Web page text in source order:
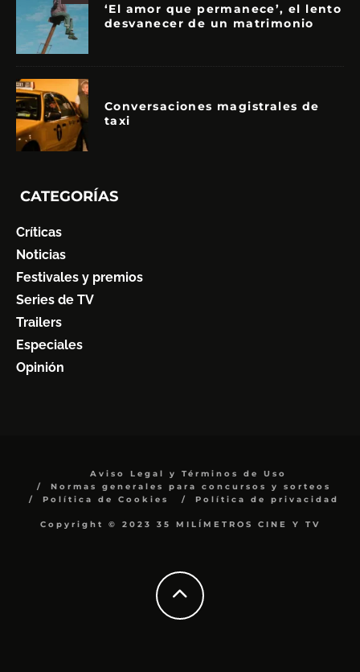
‘El amor que permanece’, el lento
desvanecer de un matrimonio
Conversaciones magistrales de
taxi
CATEGORÍAS
Críticas
Noticias
Festivales y premios
Series de TV
Trailers
Especiales
Opinión
Aviso Legal y Términos de Uso
Normas generales para concursos y sorteos
Política de Cookies
Política de privacidad
Copyright © 2023 35 MILÍMETROS CINE Y TV